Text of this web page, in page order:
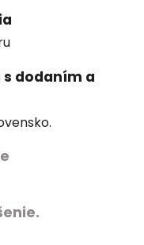
dodaním a